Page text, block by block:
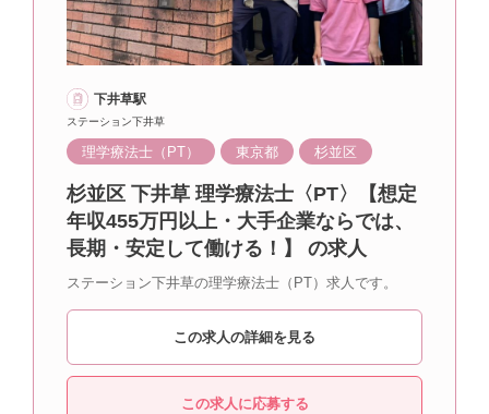
下井草駅
ステーション下井草
理学療法士（PT） 東京都 杉並区
杉並区 下井草 理学療法士〈PT〉【想定
年収455万円以上・大手企業ならでは、
長期・安定して働ける！】 の求人
ステーション下井草の理学療法士（PT）求人です。
この求人の詳細を見る
この求人に応募する